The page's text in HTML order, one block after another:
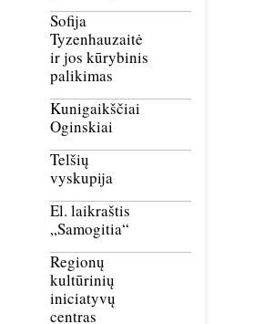
Sofija
Tyzenhauzaitė
ir jos kūrybinis
palikimas
Kunigaikščiai
Oginskiai
Telšių
vyskupija
El. laikraštis
„Samogitia“
Regionų
kultūrinių
iniciatyvų
centras